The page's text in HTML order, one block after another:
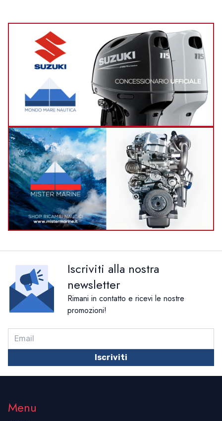
Iscriviti alla nostra
newsletter
Rimani in contatto e ricevi le nostre
promozioni!
Iscriviti
Menu